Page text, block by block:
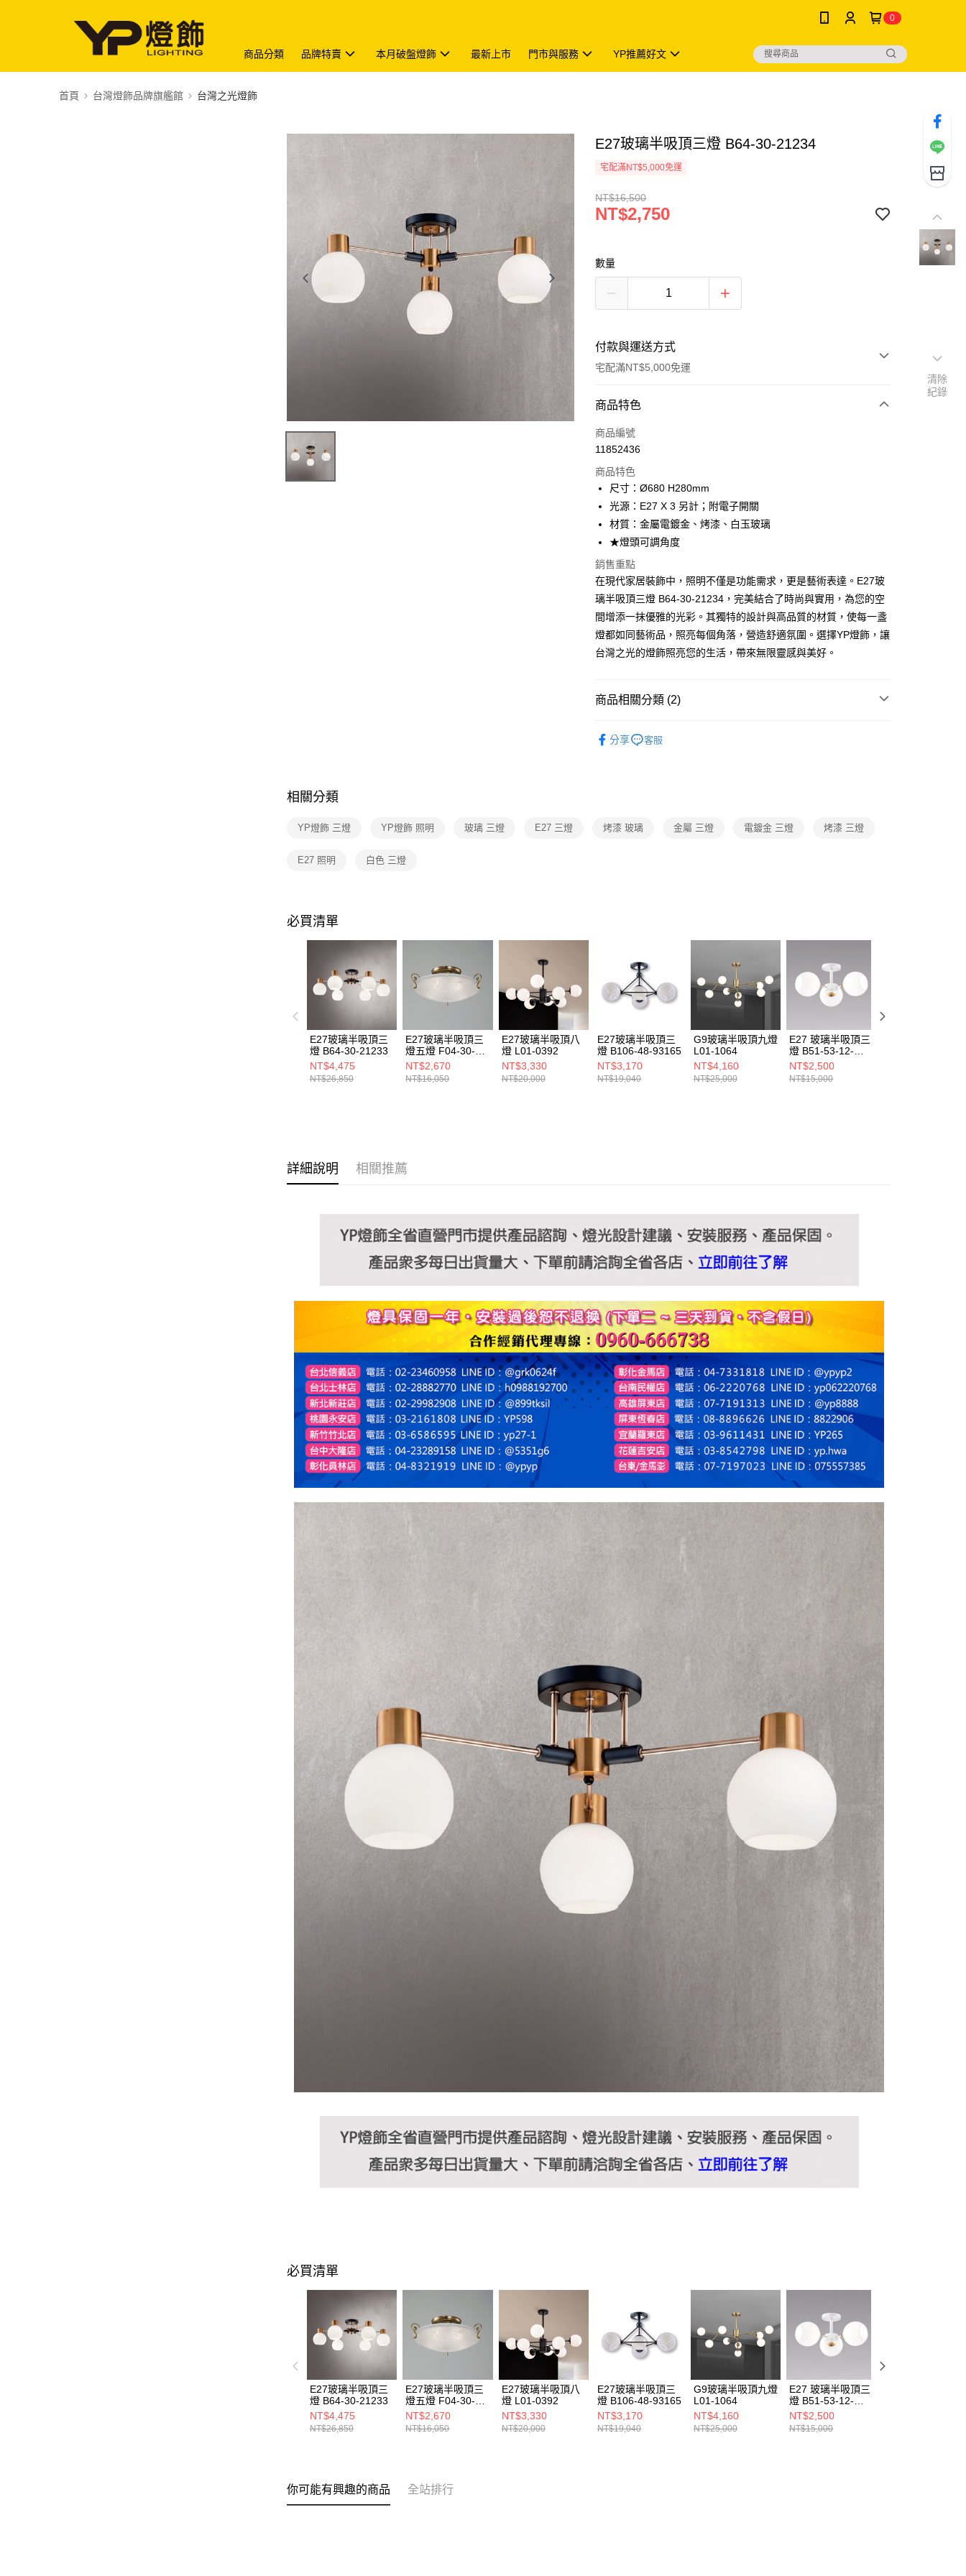
0
商品分類 品牌特賣 本月破盤燈飾 最新上市 門市與服務 YP推薦好文
首頁 台灣燈飾品牌旗艦館 台灣之光燈飾
E27玻璃半吸頂三燈 B64-30-21234
宅配滿NT$5,000免運
NT$16,500
NT$2,750
數量
付款與運送方式
宅配滿NT$5,000免運
付款方式
信用卡一次付款
Apple Pay
街口支付
悠遊付
Google Pay
AFTEE先享後付
相關說明
【關於「AFTEE先享後付」】
AFTEE先享後付是「在收到商品之後才付款」的支付方式。 讓您購物簡單
２．便利：只要手機號碼，簡訊認證，即可結帳。
【「AFTEE先享後付」結帳流程】
絡購買商品的店家。未經商家同意取消之訂單仍視為有效，需透過AFTEE
https://aftee.tw/terms/#terms3
３．未成年的使用者請事先徵得法定代理人或監護人之同意方可使用
「AFTEE先享後付」，若未經同意申辦者引起之損失，本公司不負相關責
即時審查核予不同之上限額度；若仍有額度不足之情形，本公司將視審查
結果請求用戶進行身份認證。
５．嚴禁一人註冊多個帳號或使用他人資訊註冊。若發現惡意使用之情
形，恩沛科技股份有限公司將有權停止該用戶之使用額度並採取法律行
ATM付款
運送方式
新竹貨運宅配
商品特色
商品編號
11852436
商品特色
尺寸：Ø680 H280mm
光源：E27 X 3 另計；附電子開關
材質：金屬電鍍金、烤漆、白玉玻璃
★燈頭可調角度
銷售重點
在現代家居裝飾中，照明不僅是功能需求，更是藝術表達。E27玻
璃半吸頂三燈 B64-30-21234，完美結合了時尚與實用，為您的空
間增添一抹優雅的光彩。其獨特的設計與高品質的材質，使每一盞
燈都如同藝術品，照亮每個角落，營造舒適氛圍。選擇YP燈飾，讓
台灣之光的燈飾照亮您的生活，帶來無限靈感與美好。
商品相關分類 (2)
分享 客服
相關分類
YP燈飾 三燈 YP燈飾 照明 玻璃 三燈 E27 三燈 烤漆 玻璃 金屬 三燈 電鍍金 三燈 烤漆 三燈
E27 照明 白色 三燈
必買清單
E27玻璃半吸頂三
燈 B64-30-21233
NT$4,475
NT$26,850
E27玻璃半吸頂三
燈五燈 F04-30-
22343 22344
NT$2,670
NT$16,050
E27玻璃半吸頂八
燈 L01-0392
NT$3,330
NT$20,000
E27玻璃半吸頂三
燈 B106-48-93165
NT$3,170
NT$19,040
G9玻璃半吸頂九燈
L01-1064
NT$4,160
NT$25,000
E27 玻璃半吸頂三
燈 B51-53-12-
3096
NT$2,500
NT$15,000
詳細說明 相關推薦
必買清單
E27玻璃半吸頂三
燈 B64-30-21233
NT$4,475
NT$26,850
E27玻璃半吸頂三
燈五燈 F04-30-
22343 22344
NT$2,670
NT$16,050
E27玻璃半吸頂八
燈 L01-0392
NT$3,330
NT$20,000
E27玻璃半吸頂三
燈 B106-48-93165
NT$3,170
NT$19,040
G9玻璃半吸頂九燈
L01-1064
NT$4,160
NT$25,000
E27 玻璃半吸頂三
燈 B51-53-12-
3096
NT$2,500
NT$15,000
你可能有興趣的商品 全站排行
清除
紀錄